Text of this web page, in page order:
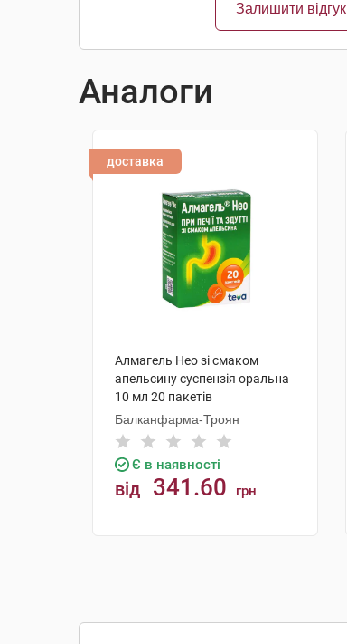
Залишити відгук
Аналоги
доставка
Алмагель Нео зі смаком
апельсину суспензія оральна
10 мл 20 пакетів
Балканфарма-Троян
Є в наявності
від 341.60 грн